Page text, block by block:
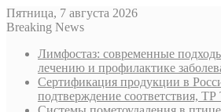
Пятница, 7 августа 2026
Breaking News
Лимфостаз: современные
лечению и профилактике
Сертификация продукции в
подтверждение соответствия,